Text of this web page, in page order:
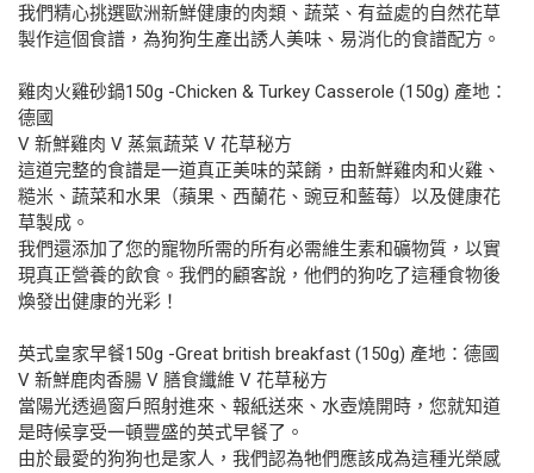
我們精心挑選歐洲新鮮健康的肉類、蔬菜、有益處的自然花草
製作這個食譜，為狗狗生產出誘人美味、易消化的食譜配方。
雞肉火雞砂鍋150g -Chicken & Turkey Casserole (150g) 產地：
德國
V 新鮮雞肉 V 蒸氣蔬菜 V 花草秘方
這道完整的食譜是一道真正美味的菜餚，由新鮮雞肉和火雞、
糙米、蔬菜和水果（蘋果、西蘭花、豌豆和藍莓）以及健康花
草製成。
我們還添加了您的寵物所需的所有必需維生素和礦物質，以實
現真正營養的飲食。我們的顧客說，他們的狗吃了這種食物後
煥發出健康的光彩！
英式皇家早餐150g -Great british breakfast (150g) 產地：德國
V 新鮮鹿肉香腸 V 膳食纖維 V 花草秘方
當陽光透過窗戶照射進來、報紙送來、水壺燒開時，您就知道
是時候享受一頓豐盛的英式早餐了。
由於最愛的狗狗也是家人，我們認為牠們應該成為這種光榮感